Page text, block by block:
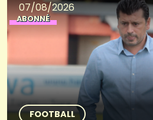
07/08/2026
ABONNÉ
FOOTBALL